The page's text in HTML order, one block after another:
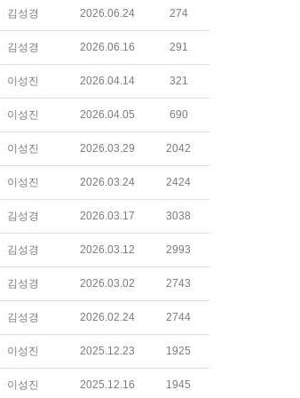
김성경 2026.06.24 274
김성경 2026.06.16 291
이성진 2026.04.14 321
이성진 2026.04.05 690
이성진 2026.03.29 2042
이성진 2026.03.24 2424
김성경 2026.03.17 3038
김성경 2026.03.12 2993
김성경 2026.03.02 2743
김성경 2026.02.24 2744
이성진 2025.12.23 1925
이성진 2025.12.16 1945